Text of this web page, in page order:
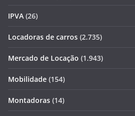
IPVA (26)
Locadoras de carros (2.735)
Mercado de Locação (1.943)
Mobilidade (154)
Montadoras (14)